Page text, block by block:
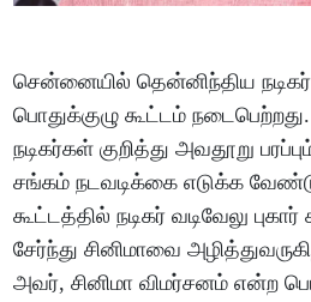
சென்னையில் தென்னிந்திய
பொதுக்குழு கூட்டம்
நடிகர்கள் குறித்து அவதூறு
சங்கம் நடவடிக்கை எடுக்க
கூட்டத்தில் நடிகர் வடிவேலு
சேர்ந்து சினிமாவை
அவர், சினிமா விமர்சனம் என்ற